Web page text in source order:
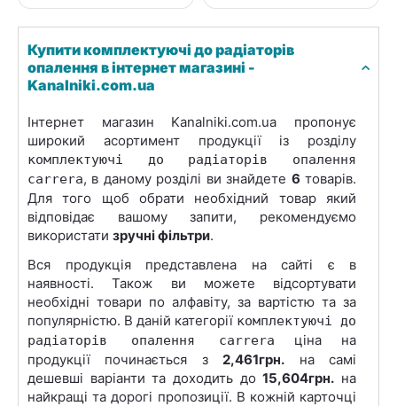
Купити комплектуючі до радіаторів
опалення в інтернет магазині -
Kanalniki.com.ua
Інтернет магазин Kanalniki.com.ua пропонує
широкий асортимент продукції із розділу
комплектуючі до радіаторів опалення
carrera, в даному розділі ви знайдете 6 товарів.
Для того щоб обрати необхідний товар який
відповідає вашому запити, рекомендуємо
використати зручні фільтри.
Вся продукція представлена на сайті є в
наявності. Також ви можете відсортувати
необхідні товари по алфавіту, за вартістю та за
популярністю. В даній категорії комплектуючі до
радіаторів опалення carrera ціна на
продукції починається з2,461грн. на самі
дешевші варіанти та доходить до15,604грн. на
найкращі та дорогі пропозиції. В кожній карточці